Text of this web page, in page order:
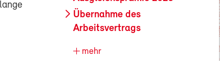
Übernahme des
Arbeitsvertrags
mehr